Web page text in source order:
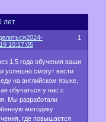
лет
1
2024-
10:17:05
1,5 года обучения ваши
успешно смогут вести
на английском языке,
обучаться у нас с
Мы разработали
методику
где повышается